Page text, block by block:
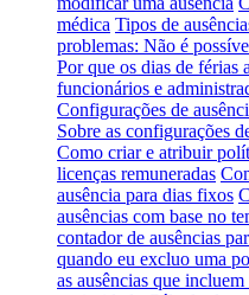
médica Tipos de
problemas: Não é
Por que os dias de férias
funcionários e
Configurações de
Sobre as configurações
Como criar e atribuir
licenças remuneradas
ausência para dias fixos
ausências com base no
contador de ausências
quando eu excluo uma
as ausências que